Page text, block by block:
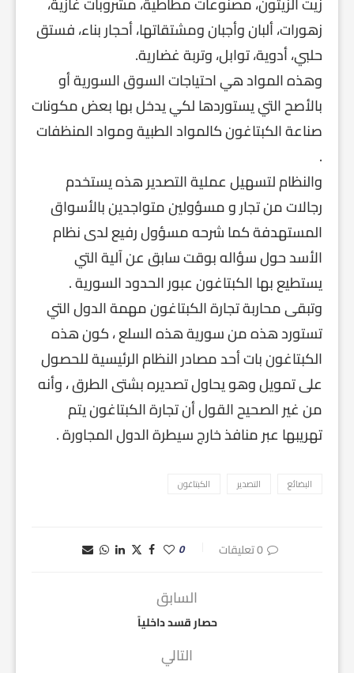
زهورات، ألبان وأجبان ومشتقاتها، أحجار بناء، فستق
حلبي، أدوية، توابل، وتربة غضارية.
وهذه المواد هي احتياجات السوق السورية أو
بالأصح التي يستوردها لكي يدخل بها بعض مكونات
صناعة الكبتاغون كالمواد الطبية ومواد المنظفات
.
والنظام لتسهيل عملية التصدير هذه يستخدم
رجالات من تجار و مسؤولين متواجدين بالأسواق
المستهدفة كما شرحه مسؤول رفيع لدى نظام
الأسد حول سؤاله بوقت سابق عن آلية التي
يستطيع بها الكبتاغون عبور الحدود السورية .
وتبقى محاربة تجارة الكبتاغون مهمة الدول التي
تستورد هذه من سورية هذه السلع ، كون هذه
الكبتاغون بات أحد مصادر النظام الرئيسية للحصول
على تمويل وهو يحاول تصديره بشتى الطرق ، وأنه
من غير الصحيح القول أن تجارة الكبتاغون يتم
تهريبها عبر منافذ خارج سيطرة الدول المجاورة .
البضائع التصدير الكبتاغون
0 تعليقات 0
السابق
حصار قسد داخلياً
التالي